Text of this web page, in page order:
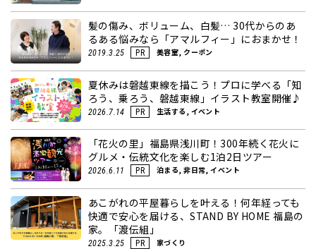
髪の傷み、ボリューム、白髪… 30代からのあ
るある悩みなら「アマルフィー」におまかせ！
2019.3.25 PR 美容室, クーポン
夏休みは磐越東線を描こう！プロに学べる「知
ろう、乗ろう、磐越東線」イラスト教室開催♪
2026.7.14 PR 生活する, イベント
「花火の里」福島県浅川町！300年続く花火に
グルメ・伝統文化を楽しむ1泊2日ツアー
2026.6.11 PR 泊まる, 非日常, イベント
あこがれの平屋暮らしを叶える！何年経っても
快適で安心を届ける、STAND BY HOME 福島の
家。「渡伝組」
2025.3.25 PR 家づくり